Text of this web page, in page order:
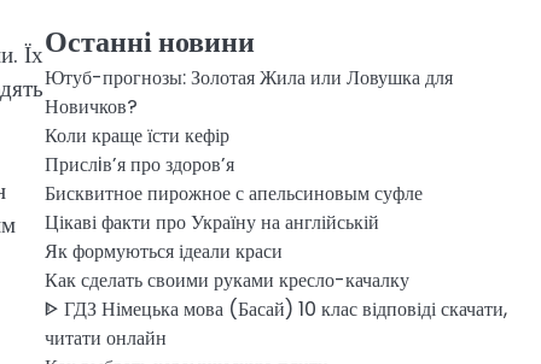
ЇхОстанні новини
Ютуб-прогнозы: Золотая Жила или Ловушка для
Новичков?
Коли краще їсти кефір
Прислiв’я про здоров’я
Бисквитное пирожное с апельсиновым суфле
Цікаві факти про Україну на англійській
Як формуються ідеали краси
Как сделать своими руками кресло-качалку
ᐈ ГДЗ Німецька мова (Басай) 10 клас відповіді скачати,
читати онлайн